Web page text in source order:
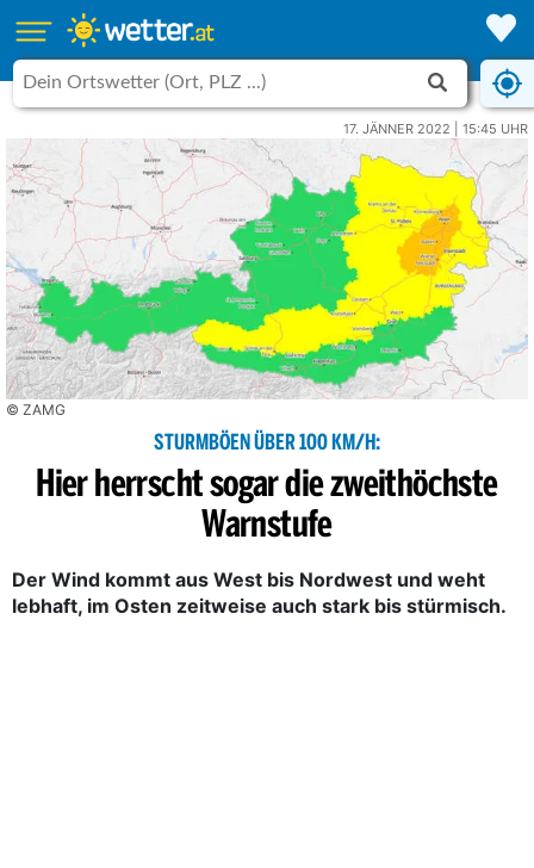
17. JÄNNER 2022 | 15:45 UHR
© ZAMG
STURMBÖEN ÜBER 100 KM/H:
Hier herrscht sogar die zweithöchste
Warnstufe
Der Wind kommt aus West bis Nordwest und weht
lebhaft, im Osten zeitweise auch stark bis stürmisch.